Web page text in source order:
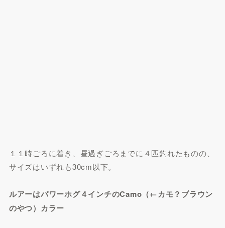
１１時ごろに着き、昼過ぎごろまでに４匹釣れたものの、
サイズはいずれも30cm以下。
ルアーはパワーホグ４インチのCamo（←カモ？ブラウン
のやつ）カラー